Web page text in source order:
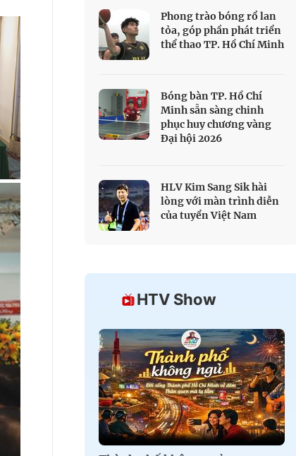
33
Phong trào bóng rổ lan
tỏa, góp phần phát triển
thể thao TP. Hồ Chí Minh
Bóng bàn TP. Hồ Chí
Minh sẵn sàng chinh
phục huy chương vàng
Đại hội 2026
HLV Kim Sang Sik hài
lòng với màn trình diễn
của tuyển Việt Nam
HTV Show